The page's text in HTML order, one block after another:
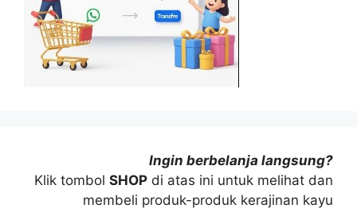
Ingin berbelanja langsung?
Klik tombol SHOP di atas ini untuk melihat dan
membeli produk-produk kerajinan kayu